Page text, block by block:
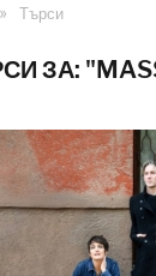
» Търси
ЗА: